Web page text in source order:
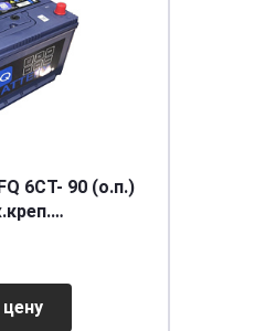
6СТ- 90 (о.п.)